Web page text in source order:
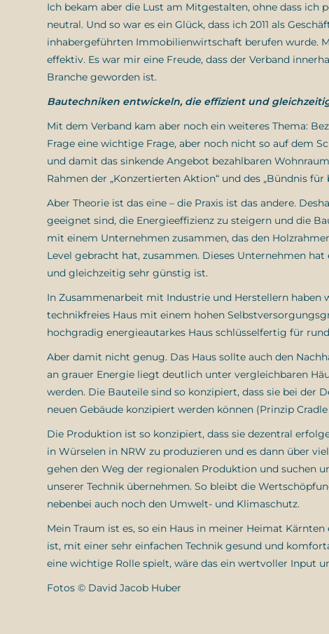
Ich bekam aber die Lust am Mitgestalten, ohne dass
neutral. Und so war es ein Glück, dass ich 2011 als
inhabergeführten Immobilienwirtschaft berufen wurde.
effektiv. Es war mir eine Freude, dass der Verband
Branche geworden ist.
Bautechniken entwickeln, die effizient und
Mit dem Verband kam aber noch ein weiteres Thema:
Frage eine wichtige Frage, aber noch nicht so auf dem
und damit das sinkende Angebot bezahlbaren
Rahmen der „Konzertierten Aktion“ und des „Bündnis für
Aber Theorie ist das eine – die Praxis ist das andere.
geeignet sind, die Energieeffizienz zu steigern und die
mit einem Unternehmen zusammen, das den
Level gebracht hat, zusammen. Dieses Unternehmen
und gleichzeitig sehr günstig ist.
In Zusammenarbeit mit Industrie und Herstellern haben
technikfreies Haus mit einem hohen
hochgradig energieautarkes Haus schlüsselfertig für
Aber damit nicht genug. Das Haus sollte auch den
an grauer Energie liegt deutlich unter vergleichbaren
werden. Die Bauteile sind so konzipiert, dass sie bei
neuen Gebäude konzipiert werden können (Prinzip
Die Produktion ist so konzipiert, dass sie dezentral
in Würselen in NRW zu produzieren und es dann über
gehen den Weg der regionalen Produktion und suchen
unserer Technik übernehmen. So bleibt die
nebenbei auch noch den Umwelt- und Klimaschutz.
Mein Traum ist es, so ein Haus in meiner Heimat
ist, mit einer sehr einfachen Technik gesund und
eine wichtige Rolle spielt, wäre das ein wertvoller Input
Fotos ©️ David Jacob Huber